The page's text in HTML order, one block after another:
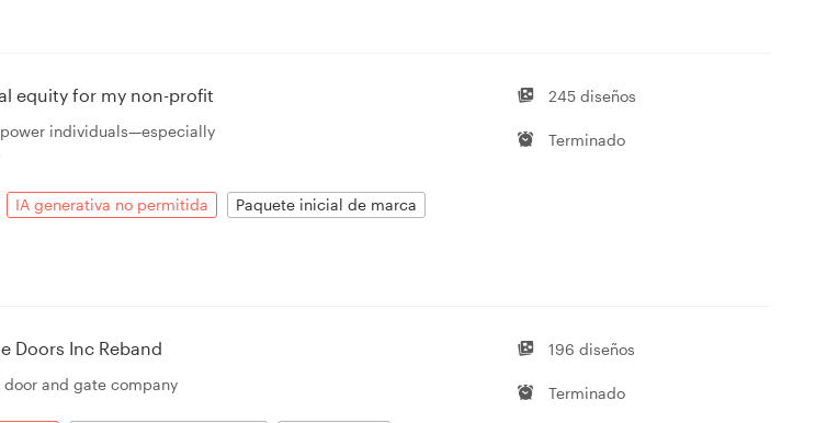
equity for my non-profit
individuals—especially
IA generativa no permitida
Paquete inicial de marca
245 diseños
Terminado
Doors Inc Reband
and gate company
196 diseños
Terminado